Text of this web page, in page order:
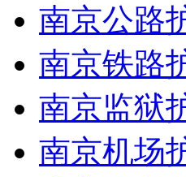
南京公路
南京铁路
南京监狱
南京机场